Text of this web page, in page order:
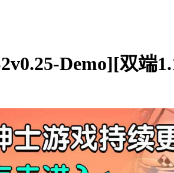
Demo][双端